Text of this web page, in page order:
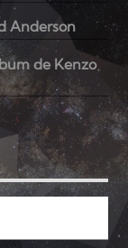
Anderson
de Kenzo